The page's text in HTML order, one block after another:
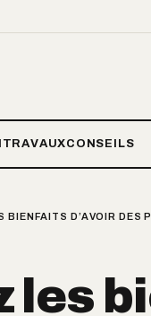
TRAVAUXCONSEILS
BIENFAITS D’AVOIR DES
les